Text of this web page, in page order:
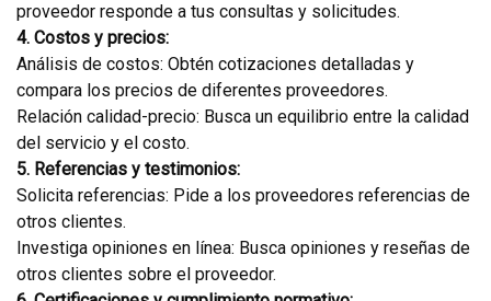
proveedor responde a tus consultas y solicitudes.
4. Costos y precios:
Análisis de costos: Obtén cotizaciones detalladas y
compara los precios de diferentes proveedores.
Relación calidad-precio: Busca un equilibrio entre la calidad
del servicio y el costo.
5. Referencias y testimonios:
Solicita referencias: Pide a los proveedores referencias de
otros clientes.
Investiga opiniones en línea: Busca opiniones y reseñas de
otros clientes sobre el proveedor.